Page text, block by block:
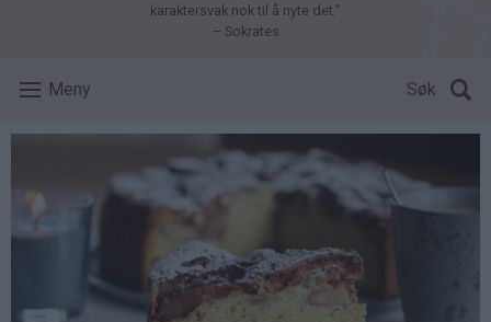
karaktersvak nok til å nyte det."
– Sokrates
Meny Søk